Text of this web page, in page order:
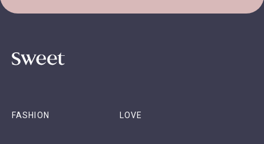
FASHION LOVE